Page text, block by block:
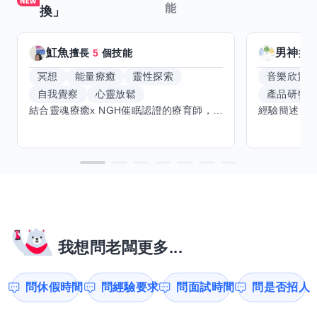
換」
能
魟魚擅長5 個技能
冥想 能量療癒
靈性探索
自我覺察
心靈放鬆
男神擅
音樂欣賞
產品研發
我想問老闆更多...
問休假時間 問經驗要求 問面試時間 問是否招人